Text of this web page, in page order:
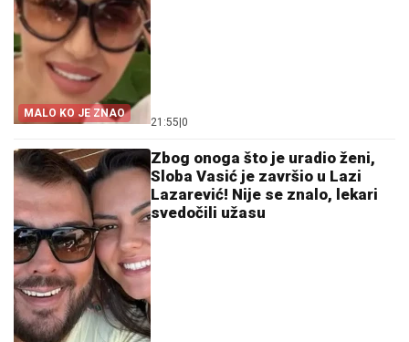
MALO KO JE ZNAO
21:55|0
Zbog onoga što je uradio ženi,
Sloba Vasić je završio u Lazi
Lazarević! Nije se znalo, lekari
svedočili užasu